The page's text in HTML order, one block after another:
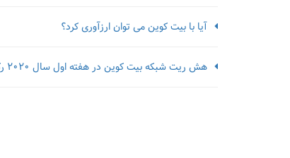
آیا با بیت کوین می توان ارزآوری کرد؟
هش ریت شبکه بیت کوین در هفته اول سال 2020 رکورد زد